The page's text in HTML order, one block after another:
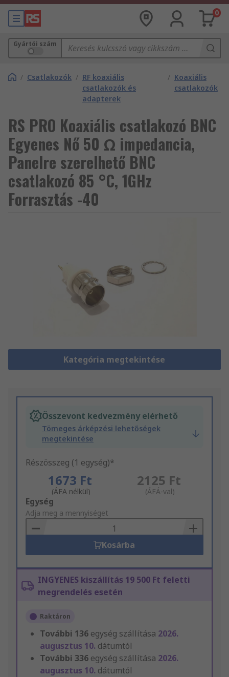
0
Gyártói szám
/ Csatlakozók / RF koaxiális
csatlakozók és
adapterek
/ Koaxiális
csatlakozók
RS PRO Koaxiális csatlakozó BNC
Egyenes Nő 50 Ω impedancia,
Panelre szerelhető BNC
csatlakozó 85 °C, 1GHz
Forrasztás -40
Kategória megtekintése
Összevont kedvezmény elérhető
Tömeges árképzési lehetőségek
megtekintése
Részösszeg (1 egység)*
1673 Ft
(ÁFA nélkül)
2125 Ft
(ÁFÁ-val)
Add
to
Basket
Egység
Adja meg a mennyiséget
Kosárba
INGYENES kiszállítás 19 500 Ft feletti
megrendelés esetén
Raktáron
További 136 egység szállítása 2026.
augusztus 10. dátumtól
További 336 egység szállítása 2026.
augusztus 10. dátumtól